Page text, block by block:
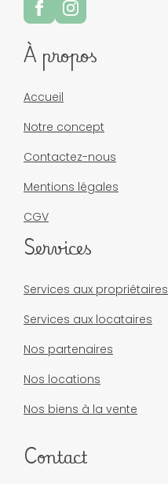
À propos
Accueil
Notre concept
Contactez-nous
Mentions légales
CGV
Services
Services aux propriétaires
Services aux locataires
Nos partenaires
Nos locations
Nos biens à la vente
Contact